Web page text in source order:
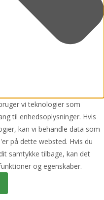
vi teknologier som
til enhedsoplysninger. Hvis
kan vi behandle data som
på dette websted. Hvis du
samtykke tilbage, kan det
og egenskaber.